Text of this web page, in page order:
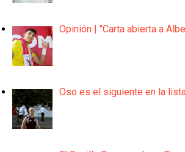
Opinión | "Carta abierta a
Oso es el siguiente en la